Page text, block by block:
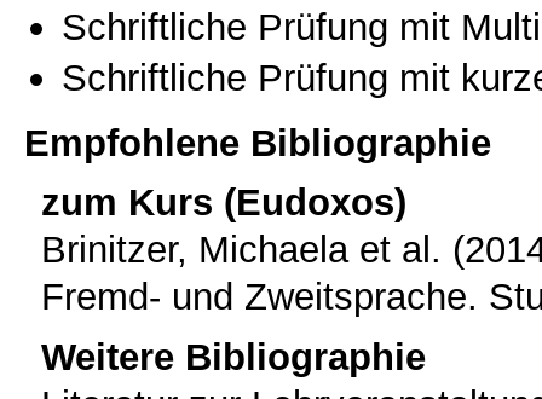
Schriftliche Prüfung mit
Schriftliche Prüfung mit
Empfohlene Bibliographie
zum Kurs (Eudoxos)
Brinitzer, Michaela et al.
Fremd- und Zweitsprache.
Weitere Bibliographie